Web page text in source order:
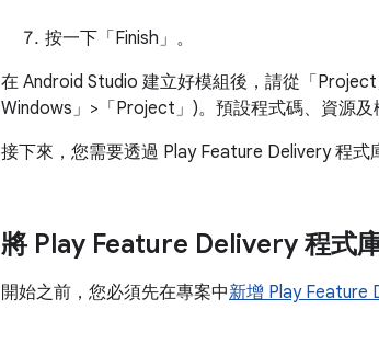
按一下「Finish」 。
在 Android Studio 建立好模組後，請從「Project
Windows」>「Project」 )。預設程式碼、資源及
接下來，您需要透過 Play Feature Delivery 程式
將 Play Feature Delivery 程式
開始之前，您必須先在專案中新增 Play Feature